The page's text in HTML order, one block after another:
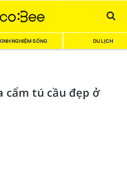
NGHIỆM SỐNG DU LỊCH
cẩm tú cầu đẹp ở